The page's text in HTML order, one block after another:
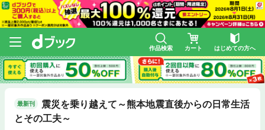
作品検索 カート はじめての方へ
最新刊
震災を乗り越えて～熊本地震直後からの日常生活
とその工夫～